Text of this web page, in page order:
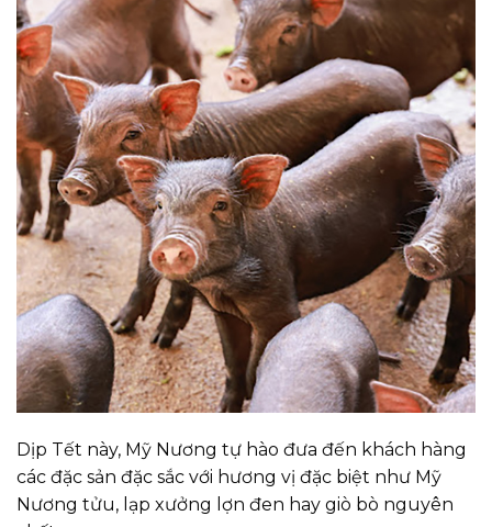
Dịp Tết này, Mỹ Nương tự hào đưa đến khách hàng
các đặc sản đặc sắc với hương vị đặc biệt như Mỹ
Nương tửu, lạp xưởng lợn đen hay giò bò nguyên